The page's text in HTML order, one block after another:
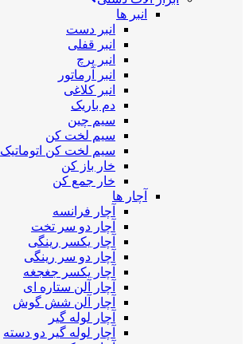
انبر ها
انبر دست
انبر قفلی
انبر پرچ
انبر آرماتور
انبر کلاغی
دم باریک
سیم چین
سیم لخت کن
سیم لخت کن اتوماتیک
خار باز کن
خار جمع کن
آچار ها
آچار فرانسه
آچار دو سر تخت
آچار یکسر رینگی
آچار دو سر رینگی
آچار یکسر جغجغه
آچار آلن ستاره ای
آچار آلن شش گوش
آچار لوله گیر
آچار لوله گیر دو دسته